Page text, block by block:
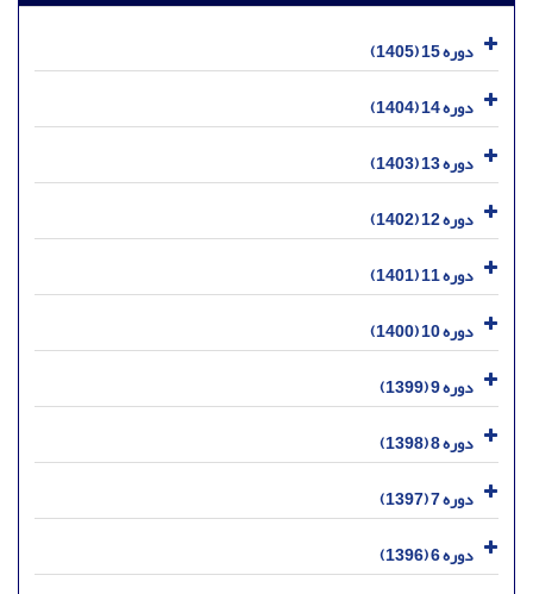
دوره 15 (1405)
دوره 14 (1404)
دوره 13 (1403)
دوره 12 (1402)
دوره 11 (1401)
دوره 10 (1400)
دوره 9 (1399)
دوره 8 (1398)
دوره 7 (1397)
دوره 6 (1396)